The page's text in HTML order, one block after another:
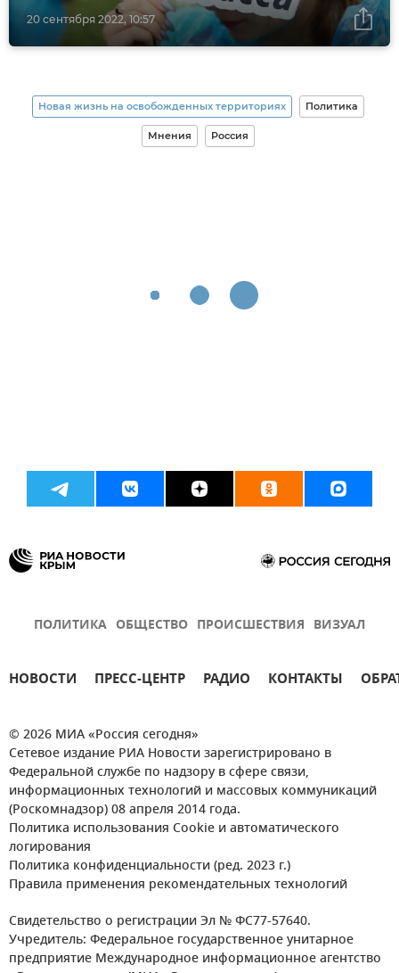
20 сентября 2022, 10:57
Новая жизнь на освобожденных территориях Политика
Мнения Россия
ПОЛИТИКА ОБЩЕСТВО ПРОИСШЕСТВИЯ ВИЗУАЛ
НОВОСТИ ПРЕСС-ЦЕНТР РАДИО КОНТАКТЫ
© 2026 МИА «Россия сегодня»
Сетевое издание РИА Новости зарегистрировано в
Федеральной службе по надзору в сфере связи,
информационных технологий и массовых коммуникаций
(Роскомнадзор) 08 апреля 2014 года.
Политика использования Cookie и автоматического
логирования
Политика конфиденциальности (ред. 2023 г.)
Правила применения рекомендательных технологий
Свидетельство о регистрации Эл № ФС77-57640.
Учредитель: Федеральное государственное унитарное
предприятие Международное информационное агентство